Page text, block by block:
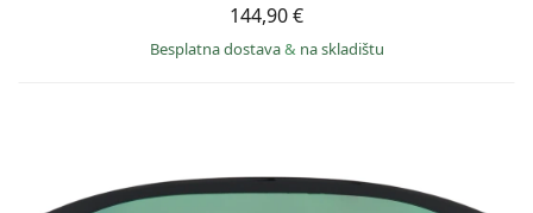
144,90 €
Besplatna dostava& na skladištu